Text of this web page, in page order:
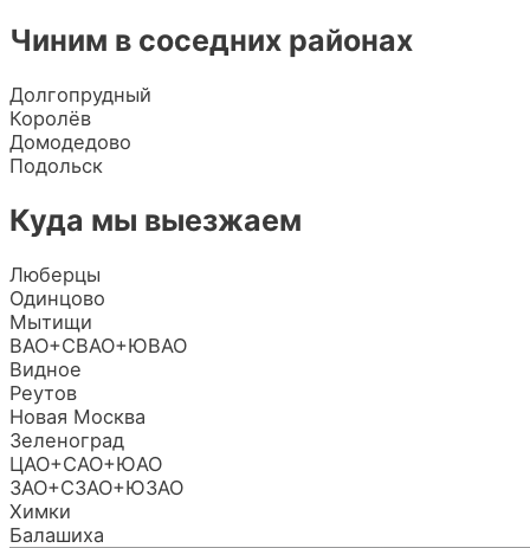
Чиним в соседних районах
Долгопрудный
Королёв
Домодедово
Подольск
Куда мы выезжаем
Люберцы
Одинцово
Мытищи
ВАО+СВАО+ЮВАО
Видное
Реутов
Новая Москва
Зеленоград
ЦАО+САО+ЮАО
ЗАО+СЗАО+ЮЗАО
Химки
Балашиха